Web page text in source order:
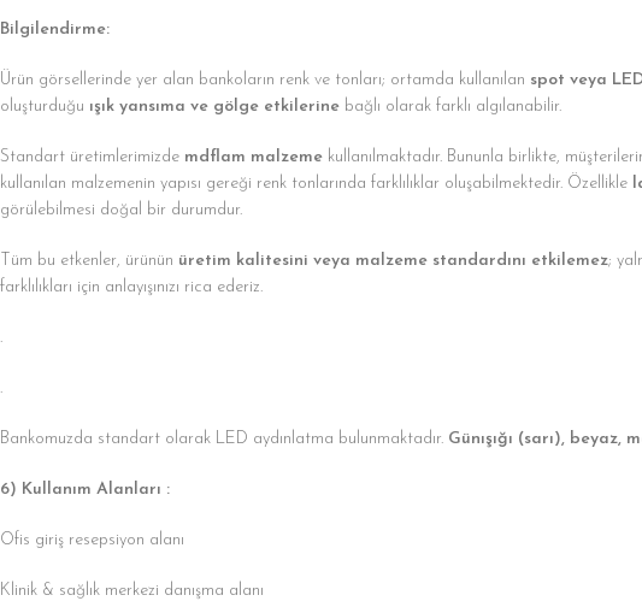
Bilgilendirme:
Ürün görsellerinde yer alan bankoların renk ve tonları; ortamda kullanılan spot veya
oluşturduğu ışık yansıma ve gölge etkilerine bağlı olarak farklı algılanabilir.
Standart üretimlerimizde mdflam malzeme kullanılmaktadır. Bununla birlikte,
kullanılan malzemenin yapısı gereği renk tonlarında farklılıklar oluşabilmektedir. Özellikle
görülebilmesi doğal bir durumdur.
Tüm bu etkenler, ürünün üretim kalitesini veya malzeme standardını etkilemez;
farklılıkları için anlayışınızı rica ederiz.
.
.
Bankomuzda standart olarak LED aydınlatma bulunmaktadır. Günışığı (sarı), beyaz,
6) Kullanım Alanları :
Ofis giriş resepsiyon alanı
Klinik & sağlık merkezi danışma alanı